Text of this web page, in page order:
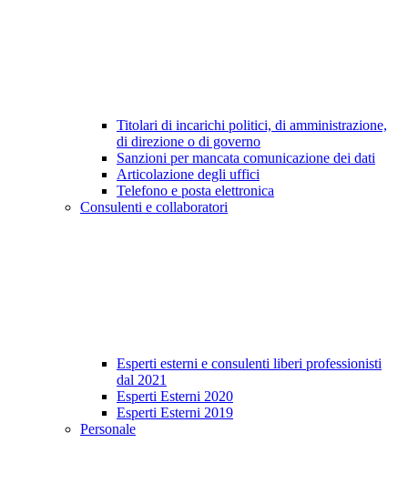
Titolari di incarichi politici, di amministrazione,
di direzione o di governo
Sanzioni per mancata comunicazione dei dati
Articolazione degli uffici
Telefono e posta elettronica
Consulenti e collaboratori
Esperti esterni e consulenti liberi professionisti
dal 2021
Esperti Esterni 2020
Esperti Esterni 2019
Personale